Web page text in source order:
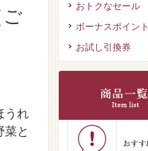
うれ
菜と
おトクなセール
ボーナスポイント
お試し引換券